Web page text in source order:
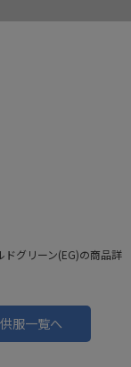
グリーン(EG)の商品詳
服一覧へ